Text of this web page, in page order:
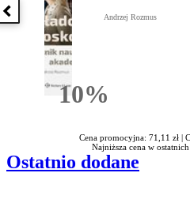
Poprzednia książka
10%Rabatu
Andrzej Rozmus
Cena promocyjna: 71,11 zł |
Najniższa cena w
Ostatnio dodane